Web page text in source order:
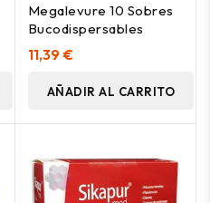
Megalevure 10 Sobres
Bucodispersables
11,39 €
AÑADIR AL CARRITO